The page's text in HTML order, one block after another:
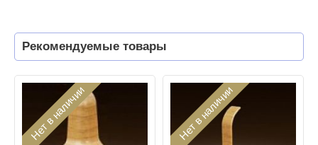
Рекомендуемые товары
Нет в наличии Нет в наличии